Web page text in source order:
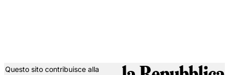
Questo sito contribuisce alla